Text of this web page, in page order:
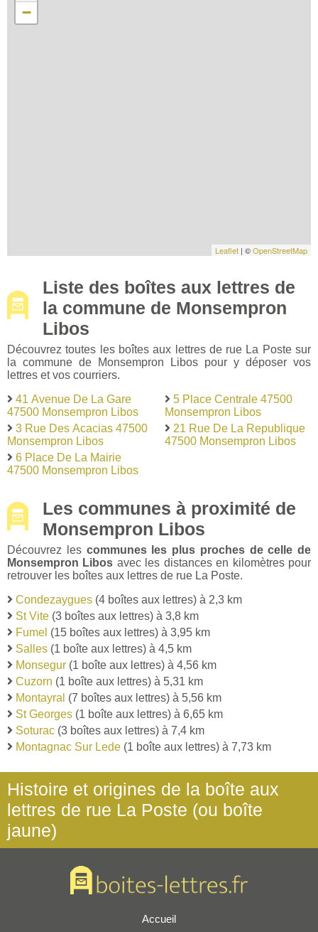
−
Leaflet | ©OpenStreetMap
Liste des boîtes aux lettres de
la commune de Monsempron
Libos
Découvrez toutes les boîtes aux lettres de rue La Poste sur
la commune de Monsempron Libos pour y déposer vos
lettres et vos courriers.
41 Avenue De La Gare
47500 Monsempron Libos
3 Rue Des Acacias 47500
Monsempron Libos
6 Place De La Mairie
47500 Monsempron Libos
5 Place Centrale 47500
Monsempron Libos
21 Rue De La Republique
47500 Monsempron Libos
Les communes à proximité de
Monsempron Libos
Découvrez les communes les plus proches de celle de
Monsempron Libos avec les distances en kilomètres pour
retrouver les boîtes aux lettres de rue La Poste.
Condezaygues (4 boîtes aux lettres) à 2,3 km
St Vite (3 boîtes aux lettres) à 3,8 km
Fumel (15 boîtes aux lettres) à 3,95 km
Salles (1 boîte aux lettres) à 4,5 km
Monsegur (1 boîte aux lettres) à 4,56 km
Cuzorn (1 boîte aux lettres) à 5,31 km
Montayral (7 boîtes aux lettres) à 5,56 km
St Georges (1 boîte aux lettres) à 6,65 km
Soturac (3 boîtes aux lettres) à 7,4 km
Montagnac Sur Lede (1 boîte aux lettres) à 7,73 km
Histoire et origines de la boîte aux
lettres de rue La Poste (ou boîte
jaune)
Accueil